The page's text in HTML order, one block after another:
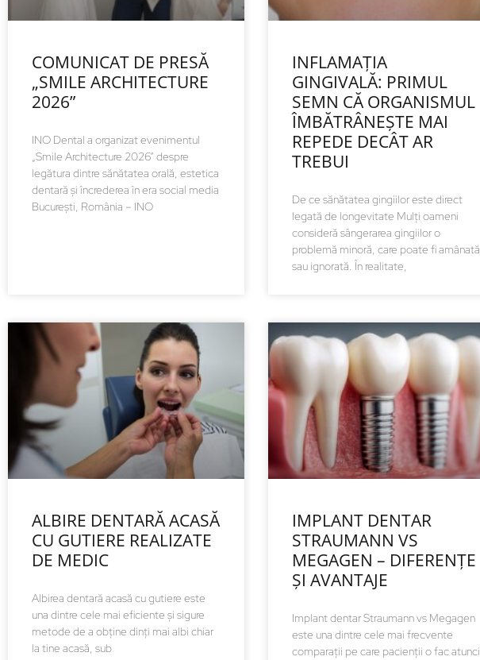
COMUNICAT DE PRESĂ
„SMILE ARCHITECTURE
2026”
INO Dental⁠ a organizat evenimentul
„Smile Architecture 2026” despre
legătura dintre sănătatea orală, estetica
dentară și încrederea în era social media
București, România – INO
INFLAMAȚIA
GINGIVALĂ: PRIMUL
SEMN CĂ ORGANISMUL
ÎMBĂTRÂNEȘTE MAI
REPEDE DECÂT AR
TREBUI
De ce sănătatea gingiilor este direct
legată de longevitate Mulți oameni
consideră sângerarea gingiilor o
problemă minoră, care poate fi amânată
sau ignorată. În realitate,
ALBIRE DENTARĂ ACASĂ
CU GUTIERE REALIZATE
DE MEDIC
Albirea dentară acasă cu gutiere este
una dintre cele mai eficiente și sigure
metode de a obține dinți mai albi chiar
la tine acasă, sub
IMPLANT DENTAR
STRAUMANN VS
MEGAGEN – DIFERENȚE
ȘI AVANTAJE
Implant dentar Straumann vs Megagen
este una dintre cele mai frecvente
comparații pe care pacienții o fac atunci